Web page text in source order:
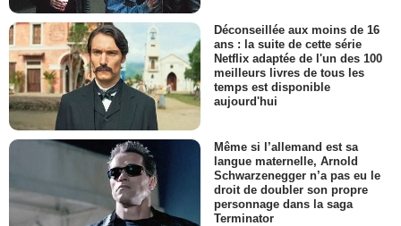
Déconseillée aux moins de 16
ans : la suite de cette série
Netflix adaptée de l'un des 100
meilleurs livres de tous les
temps est disponible
aujourd'hui
Même si l’allemand est sa
langue maternelle, Arnold
Schwarzenegger n’a pas eu le
droit de doubler son propre
personnage dans la saga
Terminator